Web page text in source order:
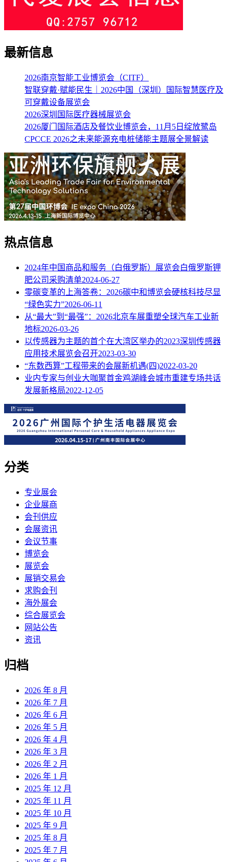
最新信息
2026南京智能工业博览会（CITF）
智联穿戴·赋能民生｜2026中国（深圳）国际智慧医疗及
可穿戴设备展览会
2026深圳国际医疗器械展览会
2026厦门国际酒店及餐饮业博览会，11月5日绽放鹭岛
CPCCE 2026之未来能源充电桩储能主题展全景解读
热点信息
2024年中国商品和服务（白俄罗斯）展览会白俄罗斯钾
肥公司采购清单2024-06-27
零碳变革的上海答卷：2026碳中和博览会硬核科技尽显
“绿色实力”2026-06-11
从“最大”到“最强”：2026北京车展重塑全球汽车工业新
地标2026-03-26
以传感器为主题的首个在大湾区举办的2023深圳传感器
应用技术展览会召开2023-03-30
“东数西算”工程带来的会展新机遇(四)2022-03-20
业内专家与创业大咖聚首金鸡湖峰会城市重建专场共话
发展新格局2022-12-05
分类
专业展会
企业展商
会刊供应
会展资讯
会议节事
博览会
展览会
展销交易会
求购会刊
海外展会
综合展览会
网站公告
资讯
归档
2026 年 8 月
2026 年 7 月
2026 年 6 月
2026 年 5 月
2026 年 4 月
2026 年 3 月
2026 年 2 月
2026 年 1 月
2025 年 12 月
2025 年 11 月
2025 年 10 月
2025 年 9 月
2025 年 8 月
2025 年 7 月